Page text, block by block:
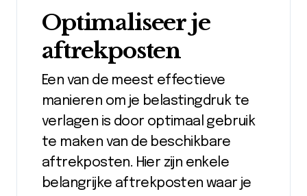
Optimaliseer je
aftrekposten
Een van de meest effectieve
manieren om je belastingdruk te
verlagen is door optimaal gebruik
te maken van de beschikbare
aftrekposten. Hier zijn enkele
belangrijke aftrekposten waar je